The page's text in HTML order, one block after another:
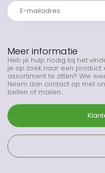
Meer informatie
Heb je hulp nodig bij het
je op zoek naar een product
assortiment te zitten? Wie
Neem dan contact op met
bellen of mailen.